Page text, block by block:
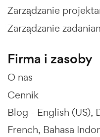
Zarządzanie
Zarządzanie
Firma i zasoby
O nas
Cennik
Blog - English (US)
French Bahasa